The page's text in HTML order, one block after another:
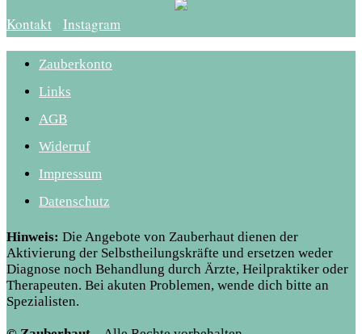
Kontakt Instagram
Zauberkonto
Links
AGB
Widerruf
Impressum
Datenschutz
Hinweis: Die Angebote von Zauberhaut dienen der
Aktivierung der Selbstheilungskräfte und ersetzen weder
Diagnose noch Behandlung durch Ärzte, Heilpraktiker oder
Therapeuten. Bei akuten Problemen, wende dich bitte an
Spezialisten.